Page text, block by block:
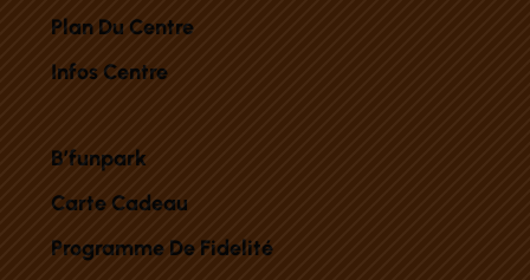
Plan Du Centre
Infos Centre
B’funpark
Carte Cadeau
Programme De Fidelité